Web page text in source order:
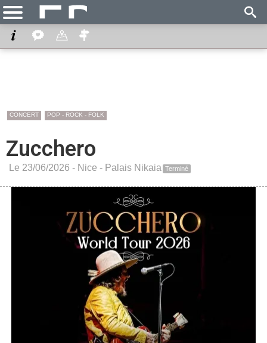
CONCERT POP - ROCK - FOLK
Zucchero
Le 23/06/2026 - Nice - Palais Nikaia Terminé